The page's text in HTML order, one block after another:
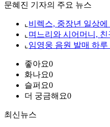
문혜진 기자의 주요 뉴스
⌞ 비렉스, 중장년 일상
⌞ 며느리와 시어머니,
⌞ 임영웅 음원 발매 하루
좋아요0
화나요0
슬퍼요0
더 궁금해요0
최신뉴스